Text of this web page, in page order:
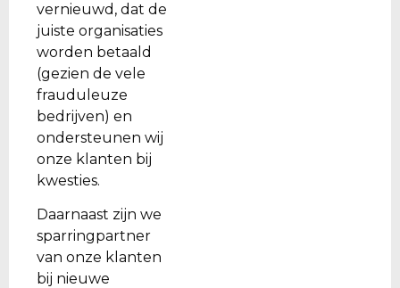
vernieuwd, dat de
juiste organisaties
worden betaald
(gezien de vele
frauduleuze
bedrijven) en
ondersteunen wij
onze klanten bij
kwesties.
Daarnaast zijn we
sparringpartner
van onze klanten
bij nieuwe